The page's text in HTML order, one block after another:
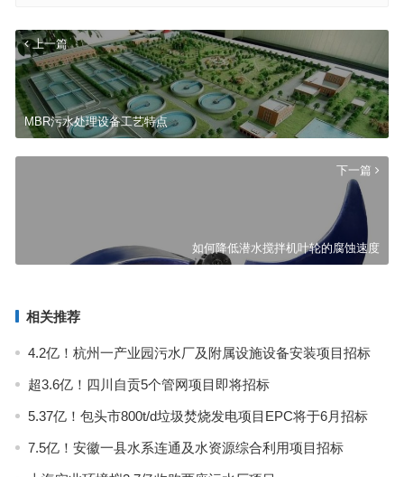
上一篇
MBR污水处理设备工艺特点
下一篇
如何降低潜水搅拌机叶轮的腐蚀速度
相关推荐
4.2亿！杭州一产业园污水厂及附属设施设备安装项目招标
超3.6亿！四川自贡5个管网项目即将招标
5.37亿！包头市800t/d垃圾焚烧发电项目EPC将于6月招标
7.5亿！安徽一县水系连通及水资源综合利用项目招标